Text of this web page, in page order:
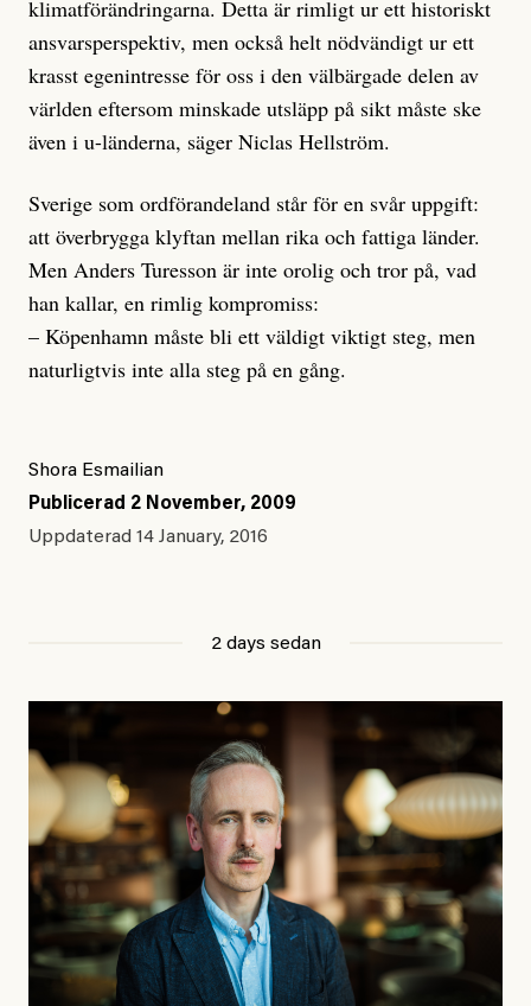
klimatförändringarna. Detta är rimligt ur ett historiskt
ansvarsperspektiv, men också helt nödvändigt ur ett
krasst egenintresse för oss i den välbärgade delen av
världen eftersom minskade utsläpp på sikt måste ske
även i u-länderna, säger Niclas Hellström.
Sverige som ordförandeland står för en svår uppgift:
att överbrygga klyftan mellan rika och fattiga länder.
Men Anders Turesson är inte orolig och tror på, vad
han kallar, en rimlig kompromiss:
– Köpenhamn måste bli ett väldigt viktigt steg, men
naturligtvis inte alla steg på en gång.
Shora Esmailian
Publicerad 2 November, 2009
Uppdaterad 14 January, 2016
2 days sedan